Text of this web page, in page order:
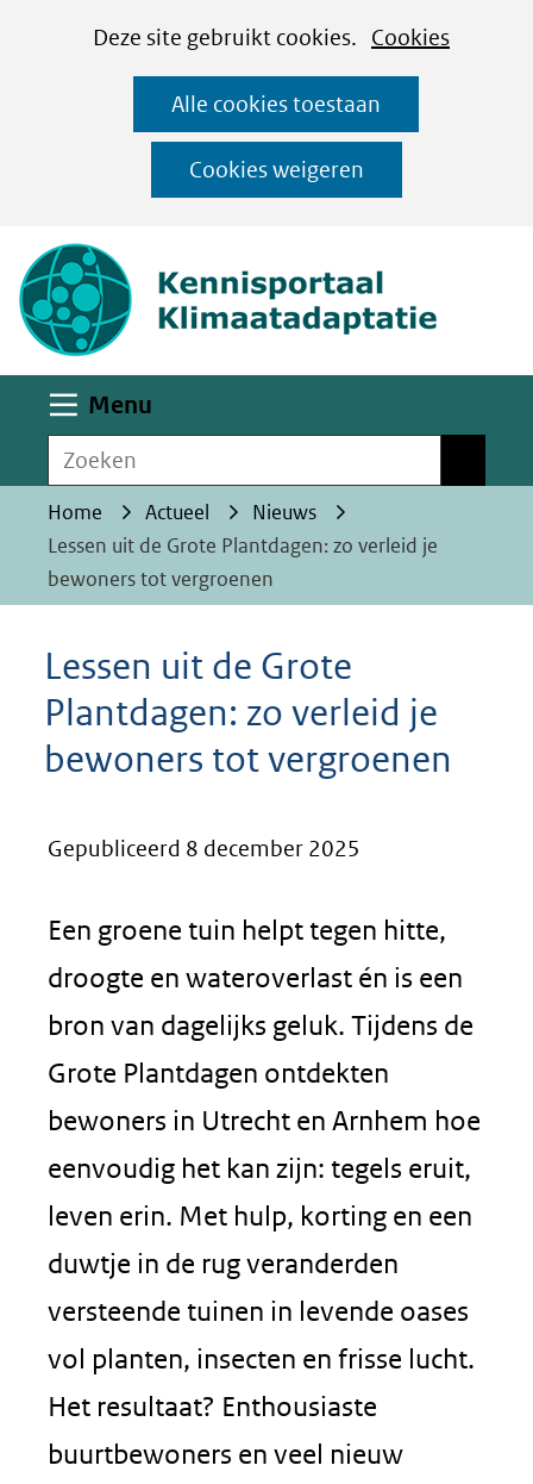
CookiesDeze site gebruikt cookies. Cookies
op
deze
website
worden
toegestaan
geweigerd.
Alle cookies toestaan
Cookies weigeren
Ga
naar
de
inhoud
Menu
Zoeken
Home Actueel
Nieuws
Lessen uit de Grote Plantdagen: zo verleid je
bewoners tot vergroenen
Lessen uit de Grote
Plantdagen: zo verleid je
bewoners tot vergroenen
Gepubliceerd 8 december 2025
Een groene tuin helpt tegen hitte,
droogte en wateroverlast én is een
bron van dagelijks geluk. Tijdens de
Grote Plantdagen ontdekten
bewoners in Utrecht en Arnhem hoe
eenvoudig het kan zijn: tegels eruit,
leven erin. Met hulp, korting en een
duwtje in de rug veranderden
versteende tuinen in levende oases
vol planten, insecten en frisse lucht.
Het resultaat? Enthousiaste
buurtbewoners en veel nieuw